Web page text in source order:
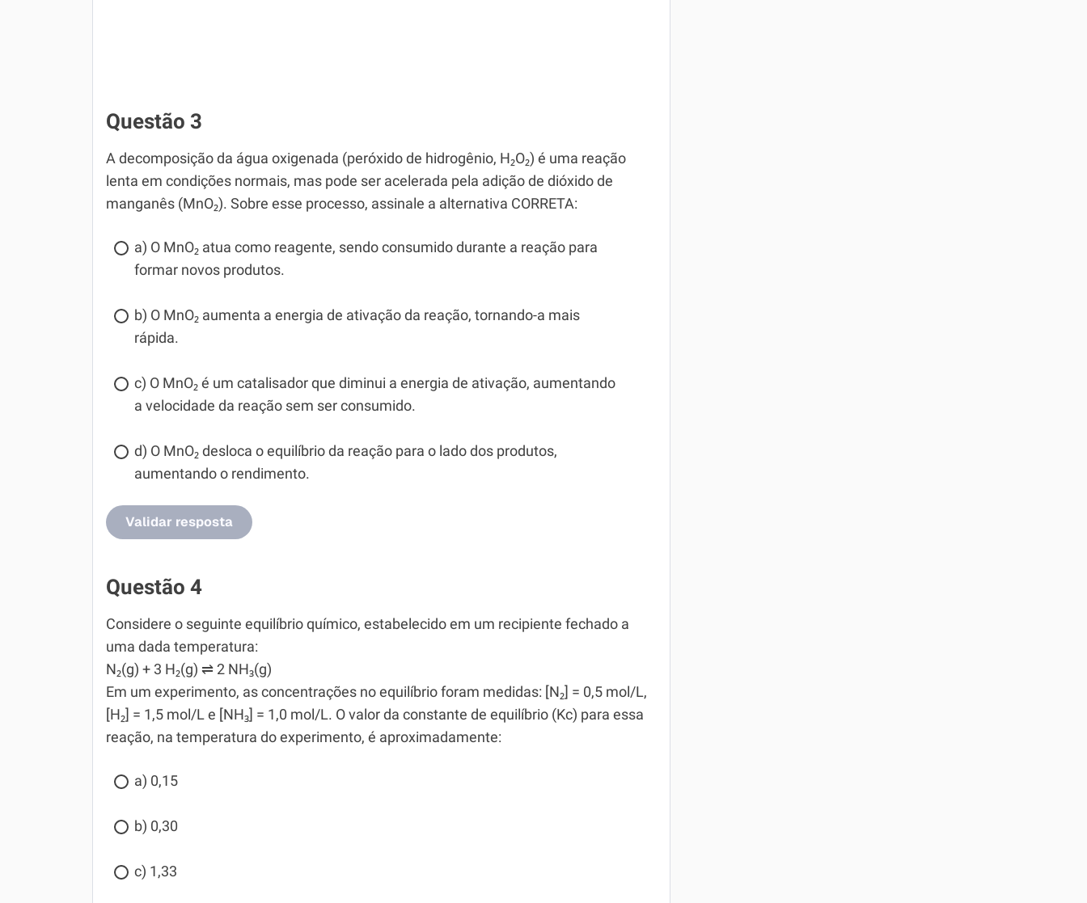
Questão 3
A decomposição da água oxigenada (peróxido de hidrogênio, H₂O₂) é uma reação
lenta em condições normais, mas pode ser acelerada pela adição de dióxido de
manganês (MnO₂). Sobre esse processo, assinale a alternativa CORRETA:
a) O MnO₂ atua como reagente, sendo consumido durante a reação para
formar novos produtos.
b) O MnO₂ aumenta a energia de ativação da reação, tornando-a mais
rápida.
c) O MnO₂ é um catalisador que diminui a energia de ativação, aumentando
a velocidade da reação sem ser consumido.
d) O MnO₂ desloca o equilíbrio da reação para o lado dos produtos,
aumentando o rendimento.
Validar resposta
Questão 4
Considere o seguinte equilíbrio químico, estabelecido em um recipiente fechado a
uma dada temperatura:
N₂(g) + 3 H₂(g) ⇌ 2 NH₃(g)
Em um experimento, as concentrações no equilíbrio foram medidas: [N₂] = 0,5 mol/L,
[H₂] = 1,5 mol/L e [NH₃] = 1,0 mol/L. O valor da constante de equilíbrio (Kc) para essa
reação, na temperatura do experimento, é aproximadamente:
a) 0,15
b) 0,30
c) 1,33